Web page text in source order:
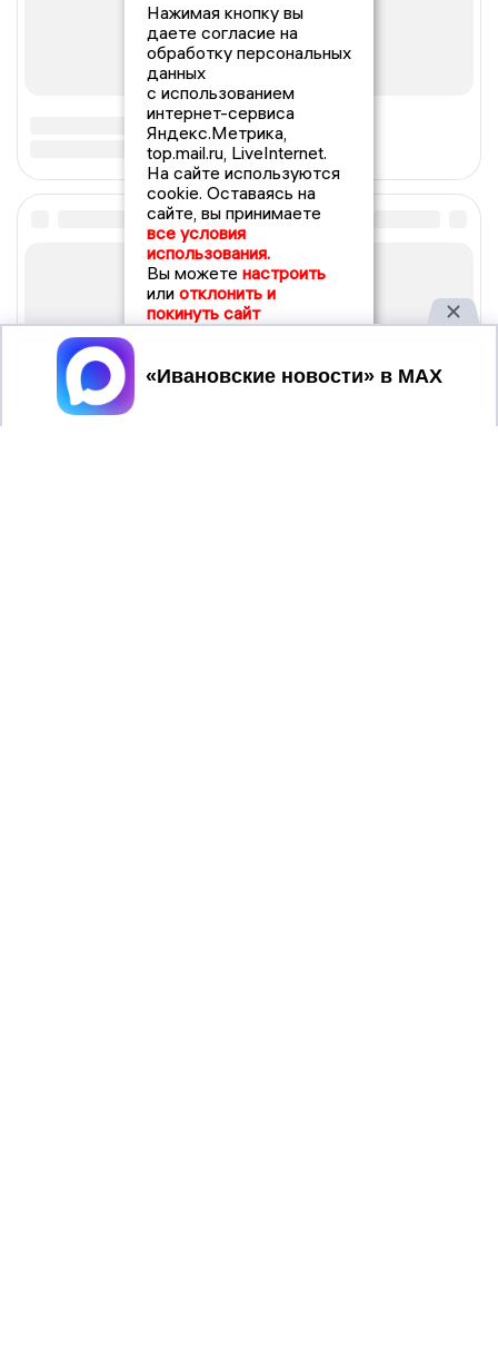
Нажимая кнопку вы
даете согласие на
обработку персональных
данных
с использованием
интернет-сервиса
Яндекс.Метрика,
top.mail.ru, LiveInternet.
На сайте используются
cookie. Оставаясь на
сайте, вы принимаете
все условия
использования.
Вы можете настроить
или отклонить и
покинуть сайт
Принять